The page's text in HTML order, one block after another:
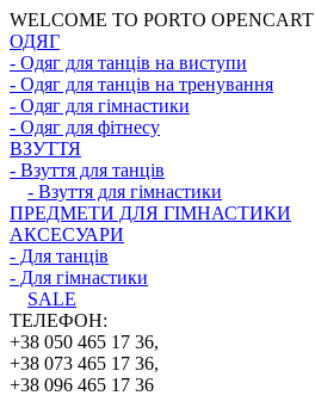
WELCOME TO PORTO OPENCART
ОДЯГ
- Одяг для танців на виступи
- Одяг для танців на тренування
- Одяг для гімнастики
- Одяг для фітнесу
ВЗУТТЯ
- Взуття для танців
- Взуття для гімнастики
ПРЕДМЕТИ ДЛЯ ГІМНАСТИКИ
АКСЕСУАРИ
- Для танців
- Для гімнастики
SALE
ТЕЛЕФОН:
+38 050 465 17 36,
+38 073 465 17 36,
+38 096 465 17 36